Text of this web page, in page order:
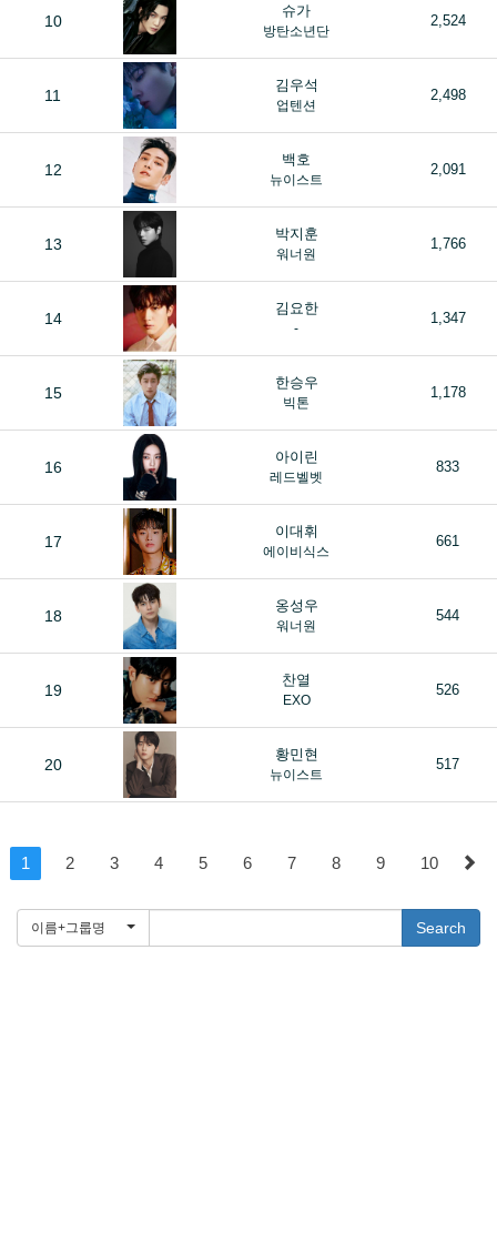
10
슈가
방탄소년단
2,524
11
김우석
업텐션
2,498
12
백호
뉴이스트
2,091
13
박지훈
워너원
1,766
14
김요한
-
1,347
15
한승우
빅톤
1,178
16
아이린
레드벨벳
833
17
이대휘
에이비식스
661
18
옹성우
워너원
544
19
찬열
EXO
526
20
황민현
뉴이스트
517
1 2 3 4 5 6 7 8 9 10
이름+그룹명 Search